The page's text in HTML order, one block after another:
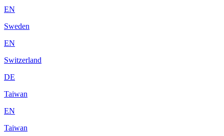
EN
Sweden
EN
Switzerland
DE
Taiwan
EN
Taiwan